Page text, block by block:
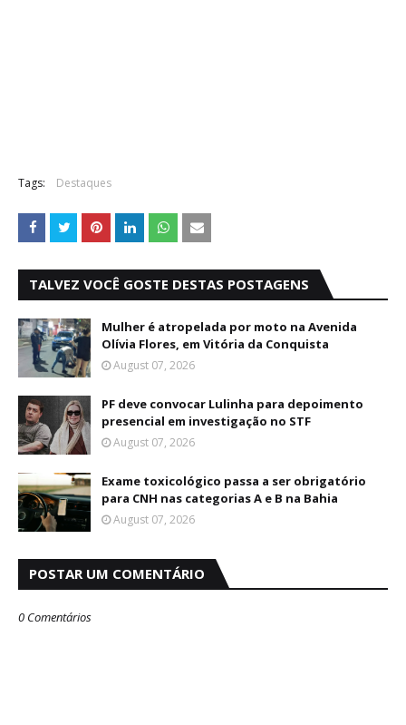
Tags: Destaques
TALVEZ VOCÊ GOSTE DESTAS POSTAGENS
Mulher é atropelada por moto na Avenida
Olívia Flores, em Vitória da Conquista
August 07, 2026
PF deve convocar Lulinha para depoimento
presencial em investigação no STF
August 07, 2026
Exame toxicológico passa a ser obrigatório
para CNH nas categorias A e B na Bahia
August 07, 2026
POSTAR UM COMENTÁRIO
0 Comentários